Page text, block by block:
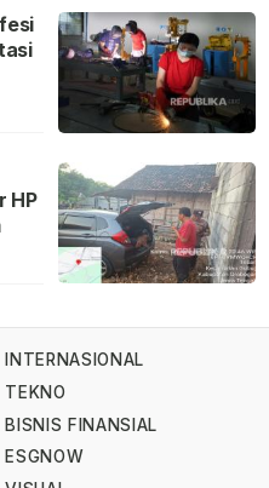
HP
INTERNASIONAL
TEKNO
BISNIS FINANSIAL
ESGNOW